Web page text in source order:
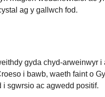
ag y gallwch fod.
gyda chyd-arweinwyr
i bawb, waeth faint o
sgwrsio ac agwedd positif.